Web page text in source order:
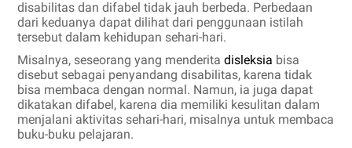
disabilitas dan difabel tidak jauh berbeda. Perbedaan
dari keduanya dapat dilihat dari penggunaan istilah
tersebut dalam kehidupan sehari-hari.
Misalnya, seseorang yang menderita disleksia bisa
disebut sebagai penyandang disabilitas, karena tidak
bisa membaca dengan normal. Namun, ia juga dapat
dikatakan difabel, karena dia memiliki kesulitan dalam
menjalani aktivitas sehari-hari, misalnya untuk membaca
buku-buku pelajaran.